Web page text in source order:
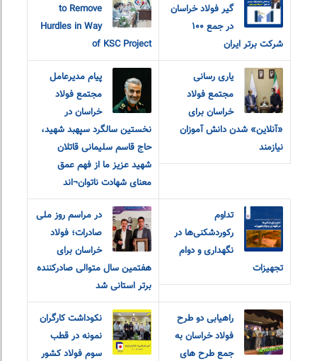
گیر فولاد خراسان
در جمع ۱۰۰
شرکت برتر ایران
to Remove
Hurdles in Way
of KSC Project
یاری رسانی
مجتمع فولاد
خراسان برای
«آنلاین» شدن دانش آموزان
نیازمند
پیام مدیرعامل
مجتمع فولاد
خراسان در
نخستین سالگرد سپهبد شهید،
حاج قاسم سلیمانی قاتلان
شهید عزیز ما از فهم عمق
معنای شهادت ناتوان¬اند
تداوم
رکوردشکنی‌ها در
نگهداری و دوام
تجهیزات
در مراسم روز ملی
صادرات؛ فولاد
خراسان برای
هفتمین سال متوالی صادرکننده
برتر استانی شد
راهیابی دو طرح
فولاد خراسان به
جمع طرح های
نکوداشت کارگران
نمونه در قطب
سوم فولاد کشور